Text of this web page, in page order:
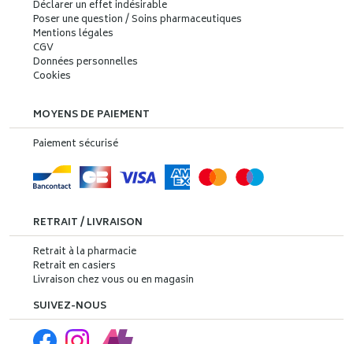
Déclarer un effet indésirable
Poser une question / Soins pharmaceutiques
Mentions légales
CGV
Données personnelles
Cookies
MOYENS DE PAIEMENT
Paiement sécurisé
RETRAIT / LIVRAISON
Retrait à la pharmacie
Retrait en casiers
Livraison chez vous ou en magasin
SUIVEZ-NOUS